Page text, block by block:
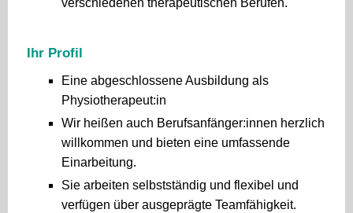
Ihr Profil
Eine abgeschlossene Ausbildung als
Physiotherapeut:in
Wir heißen auch Berufsanfänger:innen herzlich
willkommen und bieten eine umfassende
Einarbeitung.
Sie arbeiten selbstständig und flexibel und
verfügen über ausgeprägte Teamfähigkeit.